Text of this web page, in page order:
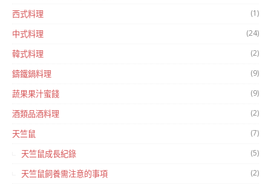
西式料理 (1)
中式料理 (24)
韓式料理 (2)
鑄鐵鍋料理 (9)
蔬果果汁蜜餞 (9)
酒類品酒料理 (2)
天竺鼠 (7)
天竺鼠成長紀錄 (5)
天竺鼠飼養需注意的事項 (2)